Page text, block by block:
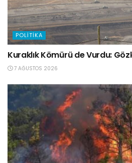
POLITIKA
Kuraklık Kömürü de Vurdu:
7 AĞUSTOS 2026